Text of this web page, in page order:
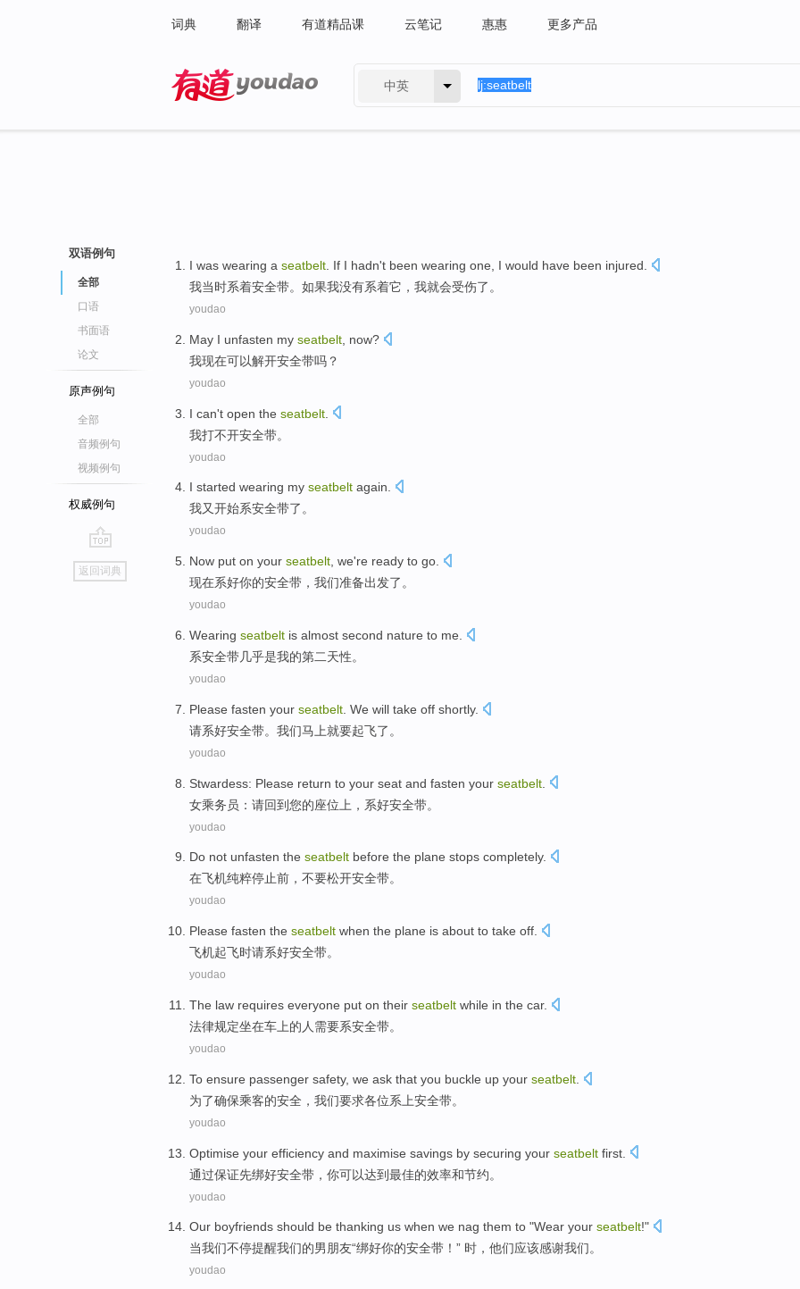
词典 翻译 有道精品课 云笔记 惠惠 更多产品
中英
双语例句
全部
口语
书面语
论文
原声例句
全部
音频例句
视频例句
权威例句
go
top
返回词典
I was wearing a seatbelt . If I hadn't been wearing one, I would have been injured.
我当时系着安全带。如果我没有系着它，我就会受伤了。
youdao
May I unfasten my seatbelt now?
我现在可以解开安全带吗？
youdao
I can't open the seatbelt
我打不开安全带。
youdao
I started wearing my seatbelt again.
我又开始系安全带了。
youdao
Now put on your seatbelt we're ready to go.
现在系好你的安全带 ， 我们准备出发了。
youdao
Wearing seatbelt is almost second nature to me
系安全带几乎是我的第二天性。
youdao
Please fasten your seatbelt We will take off shortly.
请系好安全带。 我们马上就要起飞了。
youdao
Stwardess: Please return to your seat and fasten your seatbelt
女乘务员 ： 请回到您的座位上 ， 系好安全带。
youdao
Do not unfasten the seatbelt before the plane stops completely.
在飞机纯粹停止前 ， 不要松开安全带。
youdao
Please fasten the seatbelt when the plane is about to take off
飞机起飞时请系好安全带。
youdao
The law requires everyone put on their seatbelt while in the car.
法律规定坐在车上的 人 需要系安全带。
youdao
To ensure passenger safety, we ask that you buckle up your seatbelt
为了确保乘客的安全 ， 我们要求各位系上安全带。
youdao
Optimise your efficiency and maximise savings by securing your seatbelt first
通过保证先绑好安全带 ， 你可以达到最佳的效率和节约。
youdao
Our boyfriends should be thanking us when we nag them to "Wear your seatbelt!"
当我们不停提醒我们的男朋友“绑好你的安全带 ！” 时， 他们应该感谢我们。
youdao